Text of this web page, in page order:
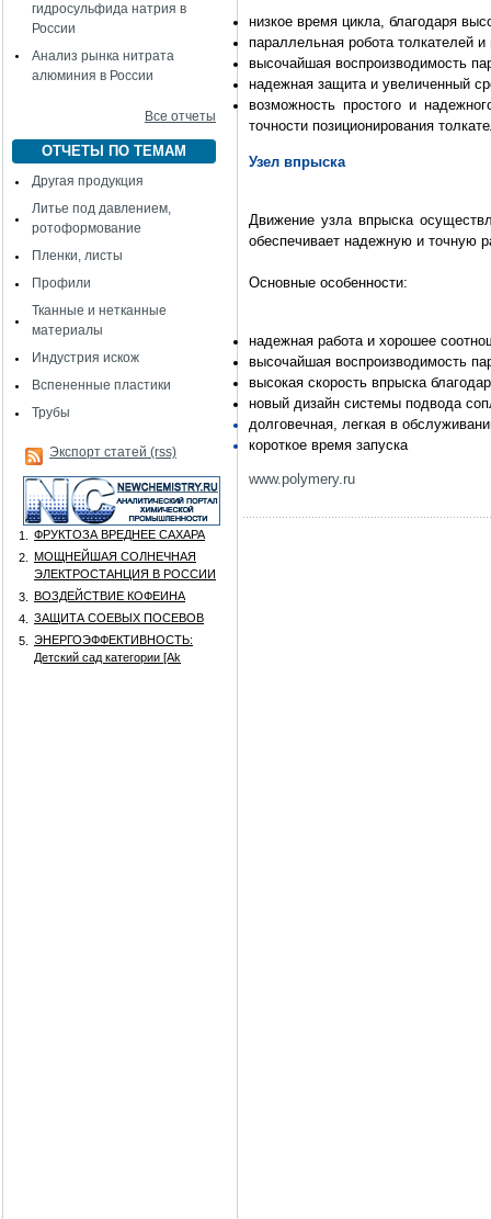
гидросульфида натрия в
России
Анализ рынка нитрата
алюминия в России
Все отчеты
ОТЧЕТЫ ПО ТЕМАМ
Другая продукция
Литье под давлением,
ротоформование
Пленки, листы
Профили
Тканные и нетканные
материалы
Индустрия искож
Вспененные пластики
Трубы
Экспорт статей (rss)
1.
ФРУКТОЗА ВРЕДНЕЕ САХАРА
2.
МОЩНЕЙШАЯ СОЛНЕЧНАЯ
ЭЛЕКТРОСТАНЦИЯ В РОССИИ
3.
ВОЗДЕЙСТВИЕ КОФЕИНА
4.
ЗАЩИТА СОЕВЫХ ПОСЕВОВ
5.
ЭНЕРГОЭФФЕКТИВНОСТЬ:
Детский сад категории [Аk
низкое время цикла, благодаря
параллельная робота толкателей
высочайшая воспроизводимость
надежная защита и увеличенный
возможность простого и
точности позиционирования
Узел впрыска
Движение узла впрыска
обеспечивает надежную и точную
Основные особенности:
надежная работа и хорошее
высочайшая воспроизводимость
высокая скорость впрыска
новый дизайн системы подвода
долговечная, легкая в
короткое время запуска
www.polymery.ru